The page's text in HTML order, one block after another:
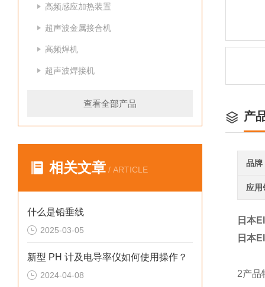
高频感应加热装置
超声波金属接合机
高频焊机
超声波焊接机
查看全部产品
相关文章 / ARTICLE
什么是铅垂线
2025-03-05
新型 PH 计及电导率仪如何使用操作？
2024-04-08
产
品牌
应用
日本
日本
2产品